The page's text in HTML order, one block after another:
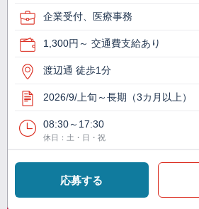
企業受付、医療事務
1,300円～ 交通費支給あり
渡辺通 徒歩1分
2026/9/上旬～長期（3カ月以上）
08:30～17:30
休日：土・日・祝
応募する